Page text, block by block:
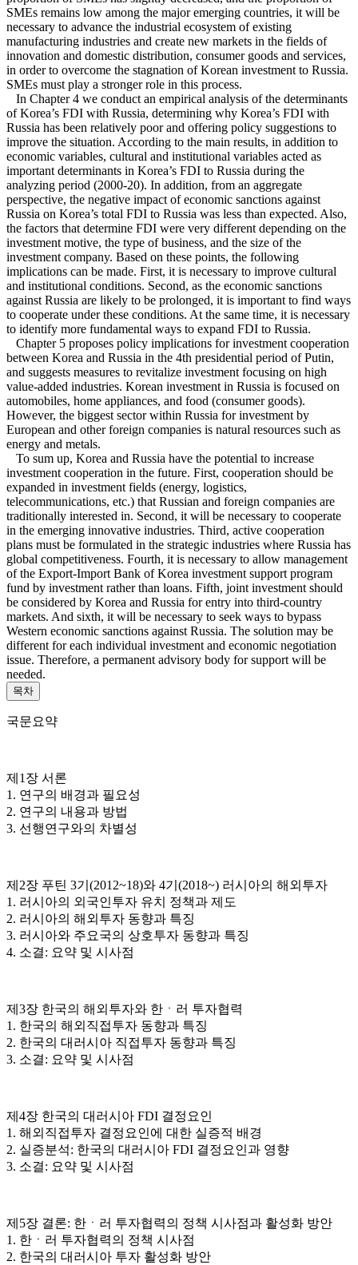
SMEs remains low among the major emerging countries, it will be
necessary to advance the industrial ecosystem of existing
manufacturing industries and create new markets in the fields of
innovation and domestic distribution, consumer goods and services,
in order to overcome the stagnation of Korean investment to Russia.
SMEs must play a stronger role in this process.
In Chapter 4 we conduct an empirical analysis of the determinants
of Korea’s FDI with Russia, determining why Korea’s FDI with
Russia has been relatively poor and offering policy suggestions to
improve the situation. According to the main results, in addition to
economic variables, cultural and institutional variables acted as
important determinants in Korea’s FDI to Russia during the
analyzing period (2000-20). In addition, from an aggregate
perspective, the negative impact of economic sanctions against
Russia on Korea’s total FDI to Russia was less than expected. Also,
the factors that determine FDI were very different depending on the
investment motive, the type of business, and the size of the
investment company. Based on these points, the following
implications can be made. First, it is necessary to improve cultural
and institutional conditions. Second, as the economic sanctions
against Russia are likely to be prolonged, it is important to find ways
to cooperate under these conditions. At the same time, it is necessary
to identify more fundamental ways to expand FDI to Russia.
Chapter 5 proposes policy implications for investment cooperation
between Korea and Russia in the 4th presidential period of Putin,
and suggests measures to revitalize investment focusing on high
value-added industries. Korean investment in Russia is focused on
automobiles, home appliances, and food (consumer goods).
However, the biggest sector within Russia for investment by
European and other foreign companies is natural resources such as
energy and metals.
To sum up, Korea and Russia have the potential to increase
investment cooperation in the future. First, cooperation should be
expanded in investment fields (energy, logistics,
telecommunications, etc.) that Russian and foreign companies are
traditionally interested in. Second, it will be necessary to cooperate
in the emerging innovative industries. Third, active cooperation
plans must be formulated in the strategic industries where Russia has
global competitiveness. Fourth, it is necessary to allow management
of the Export-Import Bank of Korea investment support program
fund by investment rather than loans. Fifth, joint investment should
be considered by Korea and Russia for entry into third-country
markets. And sixth, it will be necessary to seek ways to bypass
Western economic sanctions against Russia. The solution may be
different for each individual investment and economic negotiation
issue. Therefore, a permanent advisory body for support will be
needed.
목차
국문요약
제1장 서론
1. 연구의 배경과 필요성
2. 연구의 내용과 방법
3. 선행연구와의 차별성
제2장 푸틴 3기(2012~18)와 4기(2018~) 러시아의 해외투자
1. 러시아의 외국인투자 유치 정책과 제도
2. 러시아의 해외투자 동향과 특징
3. 러시아와 주요국의 상호투자 동향과 특징
4. 소결: 요약 및 시사점
제3장 한국의 해외투자와 한ㆍ러 투자협력
1. 한국의 해외직접투자 동향과 특징
2. 한국의 대러시아 직접투자 동향과 특징
3. 소결: 요약 및 시사점
제4장 한국의 대러시아 FDI 결정요인
1. 해외직접투자 결정요인에 대한 실증적 배경
2. 실증분석: 한국의 대러시아 FDI 결정요인과 영향
3. 소결: 요약 및 시사점
제5장 결론: 한ㆍ러 투자협력의 정책 시사점과 활성화 방안
1. 한ㆍ러 투자협력의 정책 시사점
2. 한국의 대러시아 투자 활성화 방안